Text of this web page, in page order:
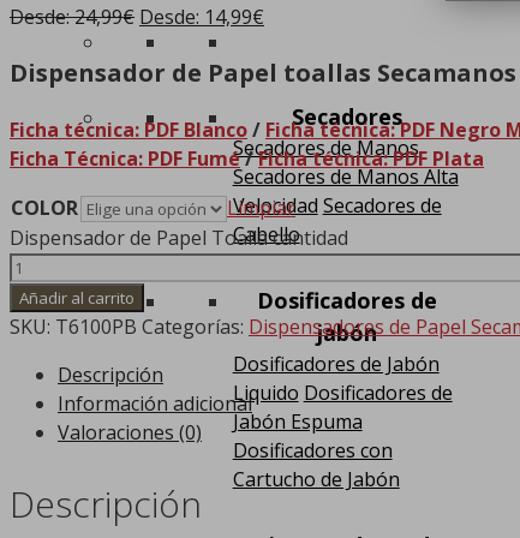
Secadores
Secadores de Manos
Secadores de Manos Alta
Velocidad Secadores de
Cabello
Dosificadores de
jabón
Dosificadores de Jabón
Liquido Dosificadores de
Jabón Espuma
Dosificadores con
Cartucho de Jabón
Desde:24,99€ Desde: 14,99€
Dispensador de Papel toallas Secamanos
Ficha técnica: PDF Blanco/ Ficha técnica: PDF Negro
Ficha Técnica: PDF Fumé/Ficha técnica: PDF Plata
COLOR
Limpiar
Dispensador de Papel Toalla cantidad
Añadir al carrito
SKU: T6100PB Categorías: Dispensadores de Papel
Descripción
Información adicional
Valoraciones (0)
Descripción